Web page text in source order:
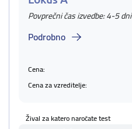
Povprečni čas izvedbe: 4-5 dni
Podrobno
Cena:
Cena za vzreditelje:
Žival za katero naročate test